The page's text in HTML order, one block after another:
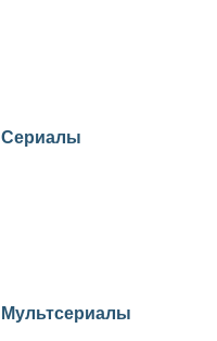
Сериалы
Мультсериалы